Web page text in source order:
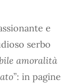
e
serbo
amoralità
: in pagine